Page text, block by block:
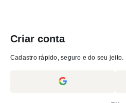
Criar conta
Cadastro rápido, seguro e do seu jeito.